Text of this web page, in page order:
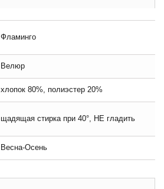
Фламинго
Велюр
хлопок 80%, полиэстер 20%
щадящая стирка при 40°, НЕ гладить
Весна-Осень